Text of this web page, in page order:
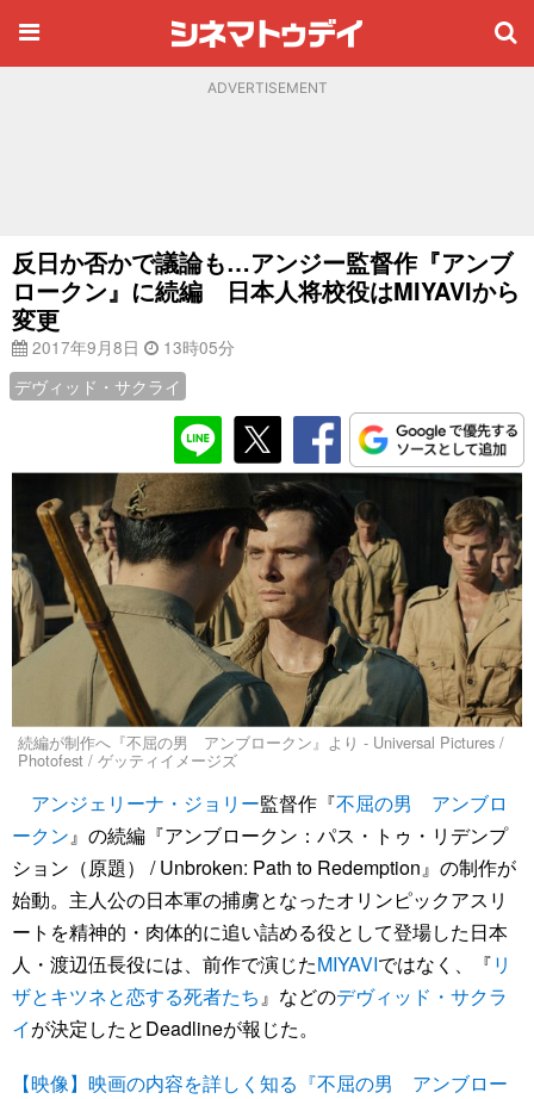
ADVERTISEMENT
反日か否かで議論も…アンジー監督作『アンブ
ロークン』に続編 日本人将校役はMIYAVIから
変更
2017年9月8日
13時05分
デヴィッド・サクライ
続編が制作へ『不屈の男 アンブロークン』より - Universal Pictures /
Photofest / ゲッティイメージズ
アンジェリーナ・ジョリー監督作『不屈の男 アンブロ
ークン』の続編『アンブロークン：パス・トゥ・リデンプ
ション（原題） / Unbroken: Path to Redemption』の制作が
始動。主人公の日本軍の捕虜となったオリンピックアスリ
ートを精神的・肉体的に追い詰める役として登場した日本
人・渡辺伍長役には、前作で演じたMIYAVIではなく、『リ
ザとキツネと恋する死者たち』などのデヴィッド・サクラ
イが決定したとDeadlineが報じた。
【映像】映画の内容を詳しく知る『不屈の男 アンブロー